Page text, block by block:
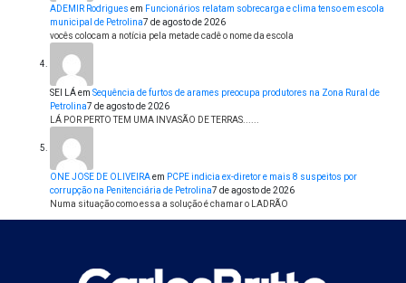
ADEMIR Rodrigues em Funcionários relatam sobrecarga e clima tenso em escola
municipal de Petrolina7 de agosto de 2026
vocês colocam a notícia pela metade cadê o nome da escola
SEI LÁem Sequência de furtos de arames preocupa produtores na Zona Rural de
Petrolina7 de agosto de 2026
LÁ POR PERTO TEM UMA INVASÃO DE TERRAS......
ONE JOSE DE OLIVEIRAem PCPE indicia ex-diretor e mais 8 suspeitos por
corrupção na Penitenciária de Petrolina7 de agosto de 2026
Numa situação como essa a solução é chamar o LADRÃO